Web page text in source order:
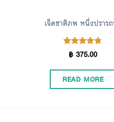
เจ็ดชาติภพ หนึ่งปราร
Rated4.70
฿375.00
READ MORE